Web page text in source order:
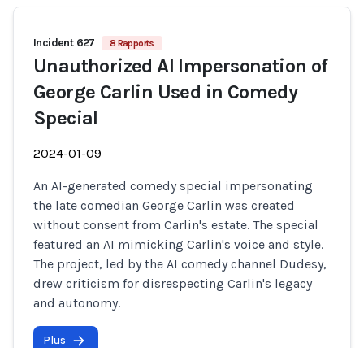
Incident 627 8 Rapports
Unauthorized AI Impersonation of
George Carlin Used in Comedy
Special
2024-01-09
An AI-generated comedy special impersonating
the late comedian George Carlin was created
without consent from Carlin's estate. The special
featured an AI mimicking Carlin's voice and style.
The project, led by the AI comedy channel Dudesy,
drew criticism for disrespecting Carlin's legacy
and autonomy.
Plus